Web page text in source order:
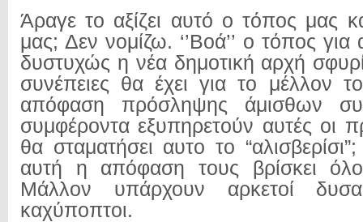
Άραγε το αξίζει αυτό ο τόπος μας
μας; Δεν νομίζω. ‘’Βοά’’ ο τόπος για
δυστυχώς η νέα δημοτική αρχή
συνέπειες θα έχει για το μέλλον
απόφαση πρόσληψης άμισθων
συμφέροντα εξυπηρετούν αυτές οι
θα σταματήσει αυτο το
αυτή η απόφαση τους βρίσκει
Μάλλον υπάρχουν αρκετοί
καχύποπτοι.